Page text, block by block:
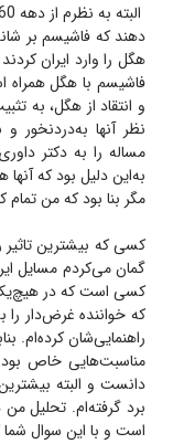
دهند که فاشیسم بر
هگل را وارد ایران
فاشیسم با هگل
و انتقاد از هگل، به
نظر آنها به‌دردنخور
مساله را به دکتر
به‌این دلیل بود که
مگر بنا بود که من
کسی که بیشترین تاثیر
گمان می‌کردم مسایل
کسی است که در هیچ‌یک
که خواننده غرض‌دار
راهنمایی‌شان کرده‌ام.
مناسبت‌هایی خاص
دانست و البته
برد گرفته‌ام. تحلیل
است و با این سوال شما